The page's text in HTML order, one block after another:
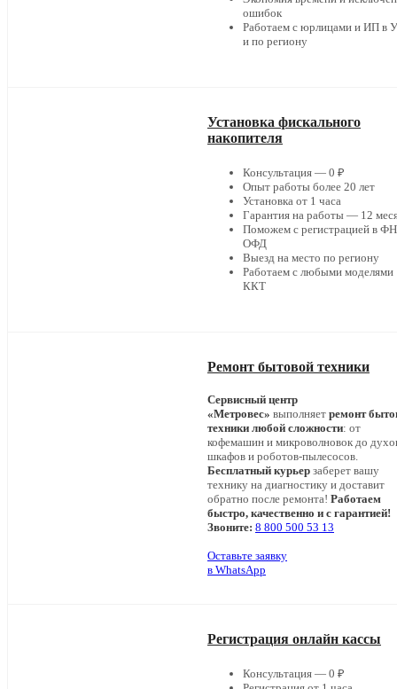
ошибок
Работаем с юрлицами и ИП в
и по региону
Установка фискального
накопителя
Консультация — 0 ₽
Опыт работы более 20 лет
Установка от 1 часа
Гарантия на работы — 12
Поможем с регистрацией в
ОФД
Выезд на место по региону
Работаем с любыми моделями
ККТ
Ремонт бытовой техники
Сервисный центр
«Метровес» выполняет ремонт
техники любой сложности: от
кофемашин и микроволновок до
шкафов и роботов-пылесосов.
Бесплатный курьер заберет вашу
технику на диагностику и доставит
обратно после ремонта! Работаем
быстро, качественно и с гарантией!
Звоните: 8 800 500 53 13
Оставьте заявку
в WhatsApp
Регистрация онлайн кассы
Консультация — 0 ₽